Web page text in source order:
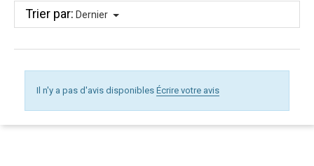
Trier par: Dernier
Il n'y a pas d'avis disponibles Écrire votre avis